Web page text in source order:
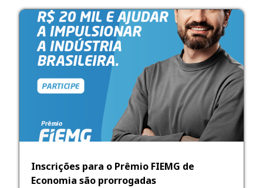
Inscrições para o Prêmio FIEMG de
Economia são prorrogadas